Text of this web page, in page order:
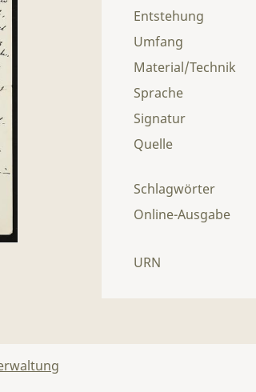
Entstehung
Umfang
Material/Technik
Sprache
Signatur
Quelle
Schlagwörter
Online-Ausgabe
URN